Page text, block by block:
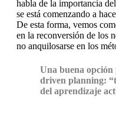
habla de la importancia
se está comenzando a
De esta forma, vemos
en la reconversión de los
no anquilosarse en los
Una buena opción
driven planning:
del aprendizaje